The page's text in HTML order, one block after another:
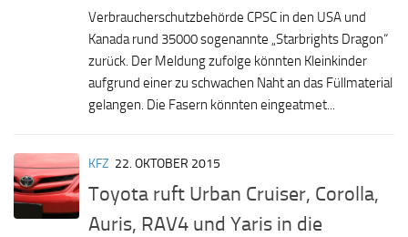
Verbraucherschutzbehörde CPSC in den USA und
Kanada rund 35000 sogenannte „Starbrights Dragon“
zurück. Der Meldung zufolge könnten Kleinkinder
aufgrund einer zu schwachen Naht an das Füllmaterial
gelangen. Die Fasern könnten eingeatmet...
KFZ 22. OKTOBER 2015
Toyota ruft Urban Cruiser, Corolla,
Auris, RAV4 und Yaris in die